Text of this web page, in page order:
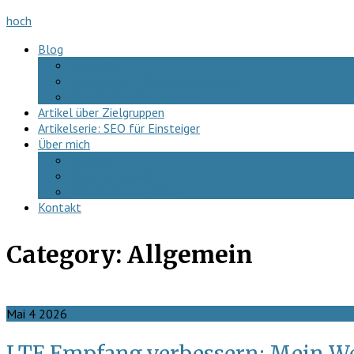
hoch
Blog
Artikel über Zielgruppen
Artikelserie: SEO für Einsteiger
Über mich
Kontakt
Category: Allgemein
Mai 4 2026